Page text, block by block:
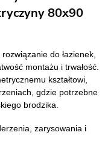
80x90
do łazienek,
montażu i trwałość.
kształtowi,
gdzie potrzebne
brodzika.
zarysowania i